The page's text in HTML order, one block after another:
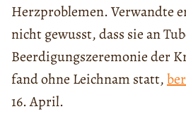
Herzproblemen. Verwandte
nicht gewusst, dass sie an
Beerdigungszeremonie der
fand ohne Leichnam statt,
16. April.